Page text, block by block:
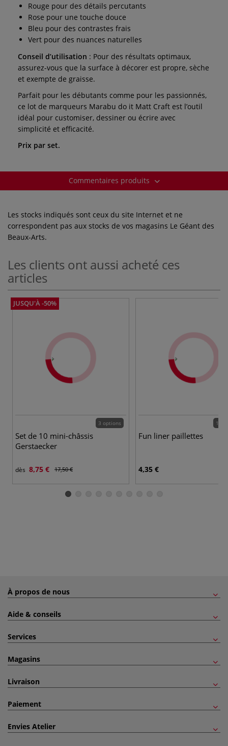
Rouge pour des détails percutants
Rose pour une touche douce
Bleu pour des contrastes frais
Vert pour des nuances naturelles
Conseil d’utilisation : Pour des résultats optimaux,
assurez-vous que la surface à décorer est propre, sèche
et exempte de graisse.
Parfait pour les débutants comme pour les passionnés,
ce lot de marqueurs Marabu do it Matt Craft est l’outil
idéal pour customiser, dessiner ou écrire avec
simplicité et efficacité.
Prix par set.
Commentaires produits
Les stocks indiqués sont ceux du site Internet et ne
correspondent pas aux stocks de vos magasins Le Géant des
Beaux-Arts.
Les clients ont aussi acheté ces
articles
JUSQU'À -50%
3 options
Set de 10 mini-châssis
Gerstaecker
dès 8,75 € 17,50 €
12
Fun liner paillettes
4,35 €
À propos de nous
Aide & conseils
Services
Magasins
Livraison
Paiement
Envies Atelier